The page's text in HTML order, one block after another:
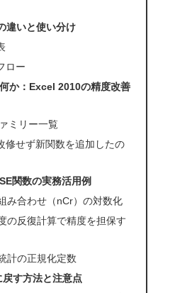
違いと使い分け
ロー
何か：Excel 2010の精度改善
ミリー一覧
修せず新関数を追加したの
関数の実務活用例
み合わせ（nCr）の対数化
の反復計算で精度を担保す
計の正規化定数
す方法と注意点